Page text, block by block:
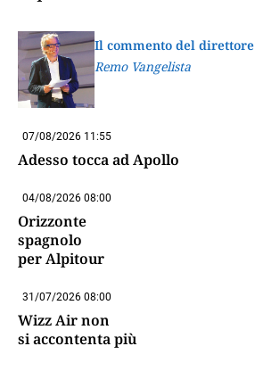
Il commento del direttore
Remo Vangelista
07/08/2026 11:55
Adesso tocca ad Apollo
04/08/2026 08:00
Orizzonte
spagnolo
per Alpitour
31/07/2026 08:00
Wizz Air non
si accontenta più